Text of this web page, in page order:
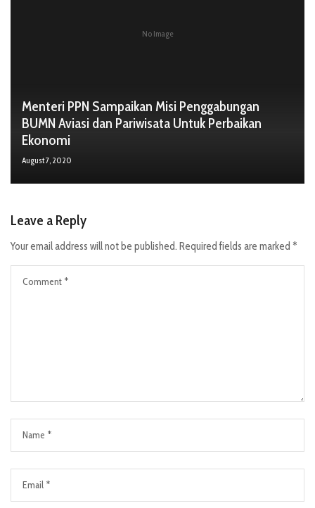
No Image
Menteri PPN Sampaikan Misi Penggabungan
BUMN Aviasi dan Pariwisata Untuk Perbaikan
Ekonomi
August 7, 2020
Leave a Reply
Your email address will not be published. Required fields are marked *